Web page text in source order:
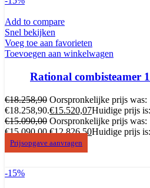
Add to compare
Snel bekijken
Voeg toe aan favorieten
Toevoegen aan winkelwagen
Rational combisteamer
€18.258,90 Oorspronkelijke prijs was:
€18.258,90.€15.520,07Huidige prijs
€15.090,00 Oorspronkelijke prijs was:
€15.090,00.€12.826,50Huidige prijs
Prijsopgave aanvragen
-15%